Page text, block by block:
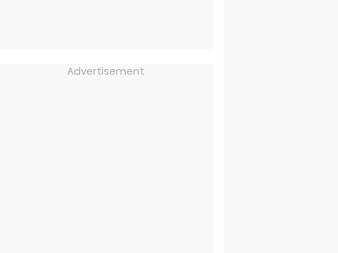
Advertisement